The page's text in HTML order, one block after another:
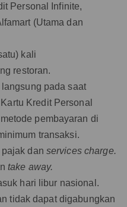
Personal Infinite,
(Utama dan
kali
restoran.
pada saat
Kredit Personal
pembayaran di
transaksi.
dan services charge.
take away.
hari libur nasional.
tidak dapat digabungkan